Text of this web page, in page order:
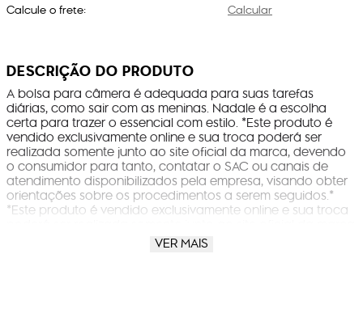
Calcule o frete: Calcular
DESCRIÇÃO DO PRODUTO
A bolsa para câmera é adequada para suas tarefas
diárias, como sair com as meninas. Nadale é a escolha
certa para trazer o essencial com estilo. *Este produto é
vendido exclusivamente online e sua troca poderá ser
realizada somente junto ao site oficial da marca, devendo
o consumidor para tanto, contatar o SAC ou canais de
atendimento disponibilizados pela empresa, visando obter
orientações sobre os procedimentos a serem seguidos.*
*Este produto é vendido exclusivamente online e sua troca
ou na respectiva loja em que o produto foi retirado,
devendo o consumidor para tanto, contatar o SAC ou
VER MAIS